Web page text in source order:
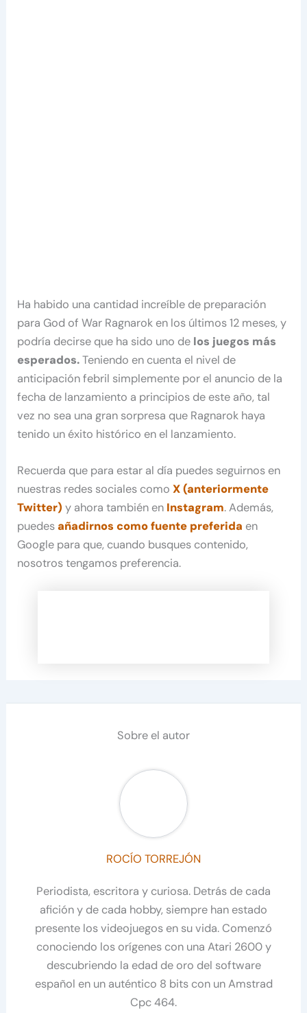
Ha habido una cantidad increíble de preparación
para God of War Ragnarok en los últimos 12 meses, y
podría decirse que ha sido uno de los juegos más
esperados.Teniendo en cuenta el nivel de
anticipación febril simplemente por el anuncio de la
fecha de lanzamiento a principios de este año, tal
vez no sea una gran sorpresa que Ragnarok haya
tenido un éxito histórico en el lanzamiento.
Recuerda que para estar al día puedes seguirnos en
nuestras redes sociales comoX (anteriormente
Twitter) y ahora también en Instagram. Además,
puedesañadirnos como fuente preferida en
Google para que, cuando busques contenido,
nosotros tengamos preferencia.
Sobre el autor
ROCÍO TORREJÓN
Periodista, escritora y curiosa. Detrás de cada
afición y de cada hobby, siempre han estado
presente los videojuegos en su vida. Comenzó
conociendo los orígenes con una Atari 2600 y
descubriendo la edad de oro del software
español en un auténtico 8 bits con un Amstrad
Cpc 464.